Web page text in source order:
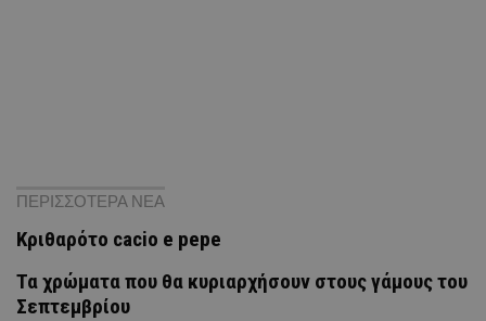
ΠΕΡΙΣΣΟΤΕΡΑ ΝΕΑ
Κριθαρότο cacio e pepe
Τα χρώματα που θα κυριαρχήσουν στους γάμους του
Σεπτεμβρίου